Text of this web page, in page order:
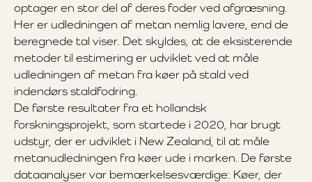
optager en stor del af deres foder ved afgræsning.
Her er udledningen af metan nemlig lavere, end de
beregnede tal viser. Det skyldes, at de eksisterende
metoder til estimering er udviklet ved at måle
udledningen af metan fra køer på stald ved
indendørs staldfodring.
De første resultater fra et hollandsk
forskningsprojekt, som startede i 2020, har brugt
udstyr, der er udviklet i New Zealand, til at måle
metanudledningen fra køer ude i marken. De første
dataanalyser var bemærkelsesværdige: Køer, der